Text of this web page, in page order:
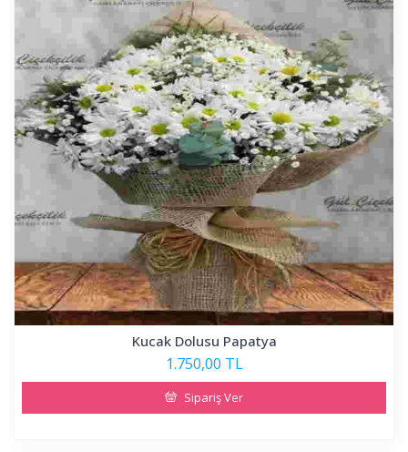
Kucak Dolusu Papatya
1.750,00 TL
Sipariş Ver